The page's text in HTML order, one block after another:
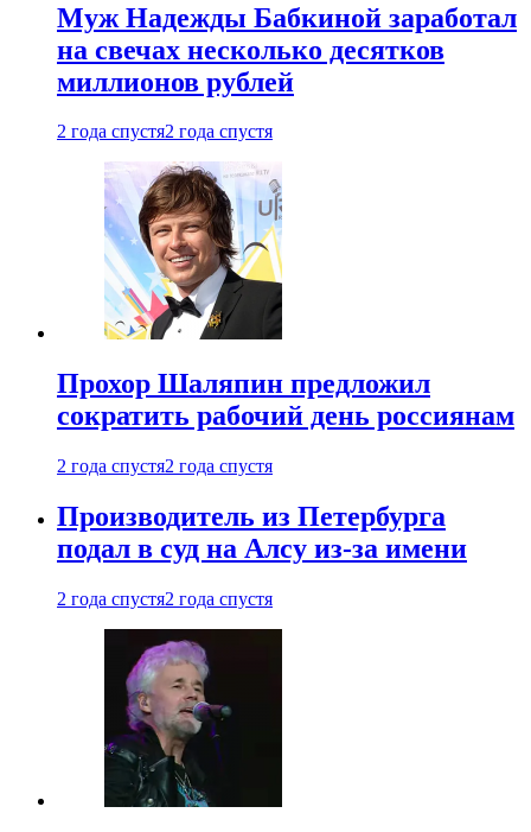
Муж Надежды Бабкиной заработал
на свечах несколько десятков
миллионов рублей
2 года спустя2 года спустя
Прохор Шаляпин предложил
сократить рабочий день россиянам
2 года спустя2 года спустя
Производитель из Петербурга
подал в суд на Алсу из-за имени
2 года спустя2 года спустя